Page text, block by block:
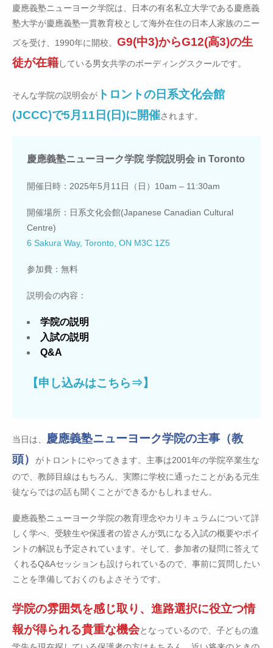
慶應義塾ニューヨーク学院は、日本の有名私立大学である慶應義
塾大学が慶應義塾一貫教育校として海外在住の日本人家族のニー
ズを受け、1990年に開校。 G9(中3)からG12(高3)の生
徒が在籍している男女共学のボーディングスクールです。
そんな学院の説明会が トロントの日系文化会館
(JCCC)で5月11日(日)に開催されます。
慶應義塾ニューヨーク学院 学院説明会 in Toronto
開催日時：2025年5月11日（日）10am – 11:30am
開催場所：日系文化会館(Japanese Canadian Cultural
Centre)
6 Sakura Way, Toronto, ON M3C 1Z5
参加費：無料
説明会の内容：
学院の説明
入試の説明
Q&A
【申し込みはこちら⇒】
当日は、
慶應義塾ニューヨーク学院の主事（教
頭）
がトロントにやってきます。主事は2001年の学院卒業生な
ので、教師目線はもちろん、実際に学校に通ったことがある元生
徒ならではの話も聞くことができるかもしれません。
慶應義塾ニューヨーク学院の教育理念やカリキュラムについて詳
しく学べ、受験生や保護者の皆さんが気になる入試の概要やポイ
ントの解説も予定されています。そして、参加者の疑問に答えて
くれるQ&Aセッションも設けられているので、事前に質問したい
ことを準備しておくのもよさそうです。
学院の雰囲気を感じ取り、進路選択に役立つ情
報が得られる貴重な機会となっているので、子どもの進